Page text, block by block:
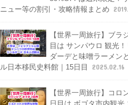
ニュー等の割引・攻略情報まとめ
【世界一周旅行】ブラ
目は サンパウロ 観光
ダーデと味噌ラーメン
ル日本移民史料館｜15日目
2025.02.16
【世界一周旅行】コロ
日目は ボゴタ市内観光